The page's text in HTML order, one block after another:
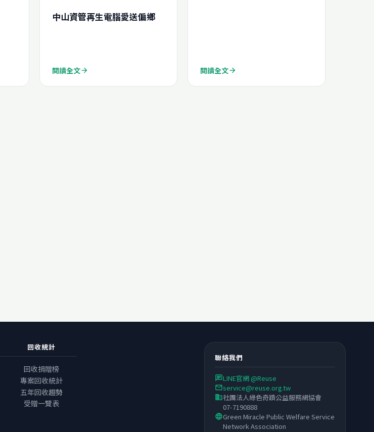
中山資管再生電腦愛送偏鄉
閱讀全文arrow_forward 閱讀全文arrow_forward
回收統計
回收捐贈榜
專案回收統計
五年回收趨勢
受贈一覽表
聯絡我們
chatLINE官網 @Reuse
emailservice@reuse.org.tw
business社團法人綠色奇蹟公益服務網協會
07-7190888
languageGreen Miracle Public Welfare Service
Network Association